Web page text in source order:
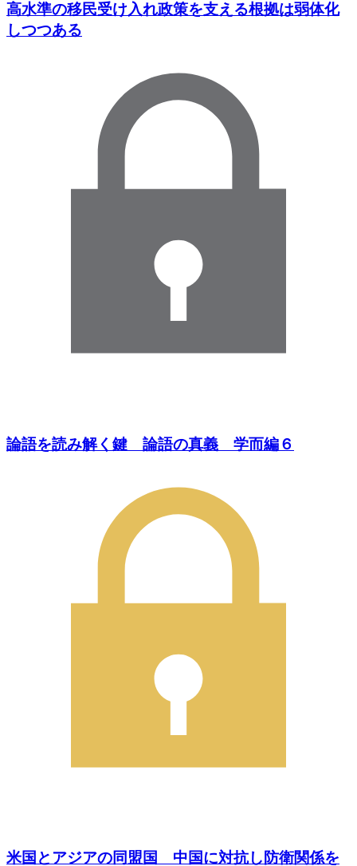
高水準の移民受け入れ政策を支える根拠は弱体化
しつつある
論語を読み解く鍵 論語の真義 学而編６
米国とアジアの同盟国 中国に対抗し防衛関係を